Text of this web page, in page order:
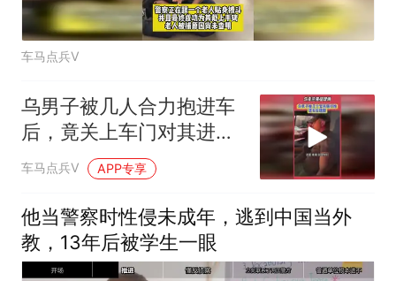
车马点兵V
乌男子被几人合力抱进车
后，竟关上车门对其进行
殴打：乌克兰强征现场
车马点兵V APP专享
他当警察时性侵未成年，逃到中国当外
教，13年后被学生一眼